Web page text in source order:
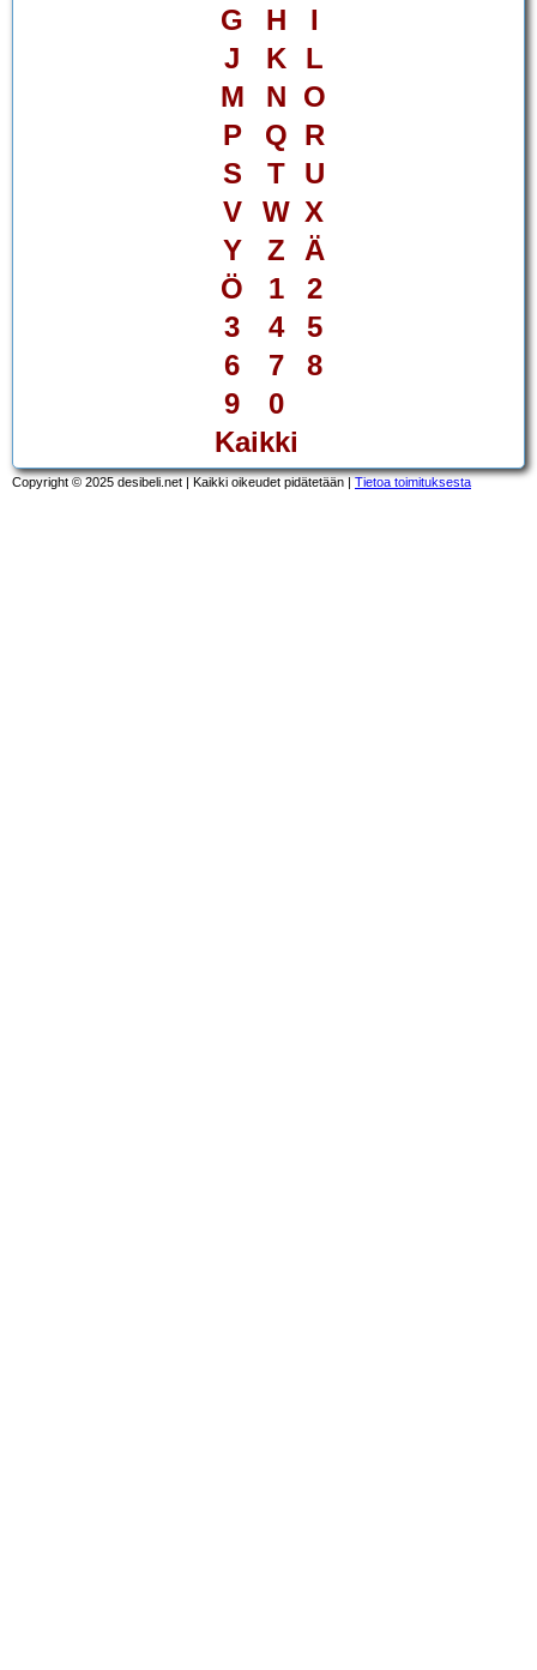
G
H
I
J
K
L
M
N O
P
Q R
S
T
U
V
W X
Y
Z
Ä
Ö
1
2
3
4
5
6
7
8
9
0
Kaikki
Copyright © 2025 desibeli.net | Kaikki oikeudet pidätetään | Tietoa toimituksesta